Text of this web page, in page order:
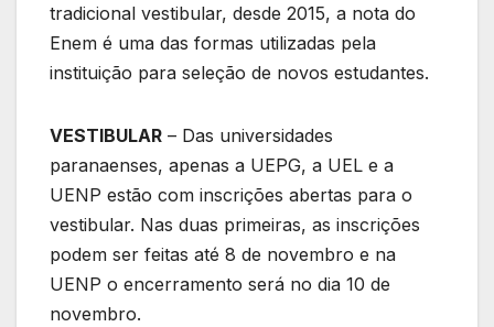
tradicional vestibular, desde 2015, a nota do
Enem é uma das formas utilizadas pela
instituição para seleção de novos estudantes.
VESTIBULAR – Das universidades
paranaenses, apenas a UEPG, a UEL e a
UENP estão com inscrições abertas para o
vestibular. Nas duas primeiras, as inscrições
podem ser feitas até 8 de novembro e na
UENP o encerramento será no dia 10 de
novembro.